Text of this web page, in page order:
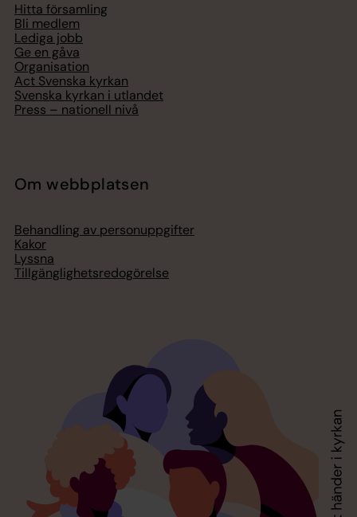
Hitta församling
Bli medlem
Lediga jobb
Ge en gåva
Organisation
Act Svenska kyrkan
Svenska kyrkan i utlandet
Press – nationell nivå
Om webbplatsen
Behandling av personuppgifter
Kakor
Lyssna
Tillgänglighetsredogörelse